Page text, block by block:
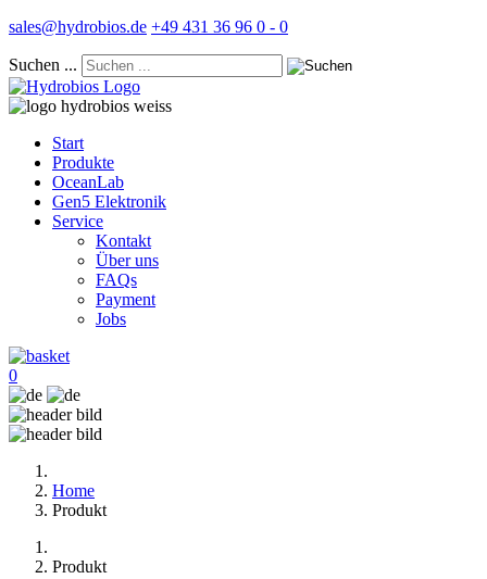
sales@hydrobios.de +49 431 36 96 0 - 0
Suchen ...
Start
Produkte
OceanLab
Gen5 Elektronik
Service
Kontakt
Über uns
FAQs
Payment
Jobs
0
Home
Produkt
Produkt